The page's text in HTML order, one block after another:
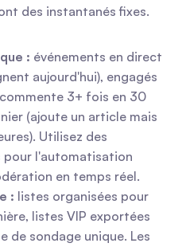
des instantanés fixes.
: événements en direct
aujourd'hui), engagés
3+ fois en 30
(ajoute un article mais
Utilisez des
pour l'automatisation
en temps réel.
: listes organisées pour
listes VIP exportées
de sondage unique. Les